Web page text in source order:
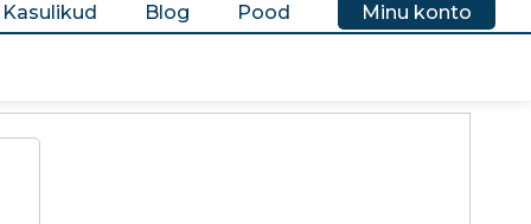
Kasulikud Blog Pood Minu konto